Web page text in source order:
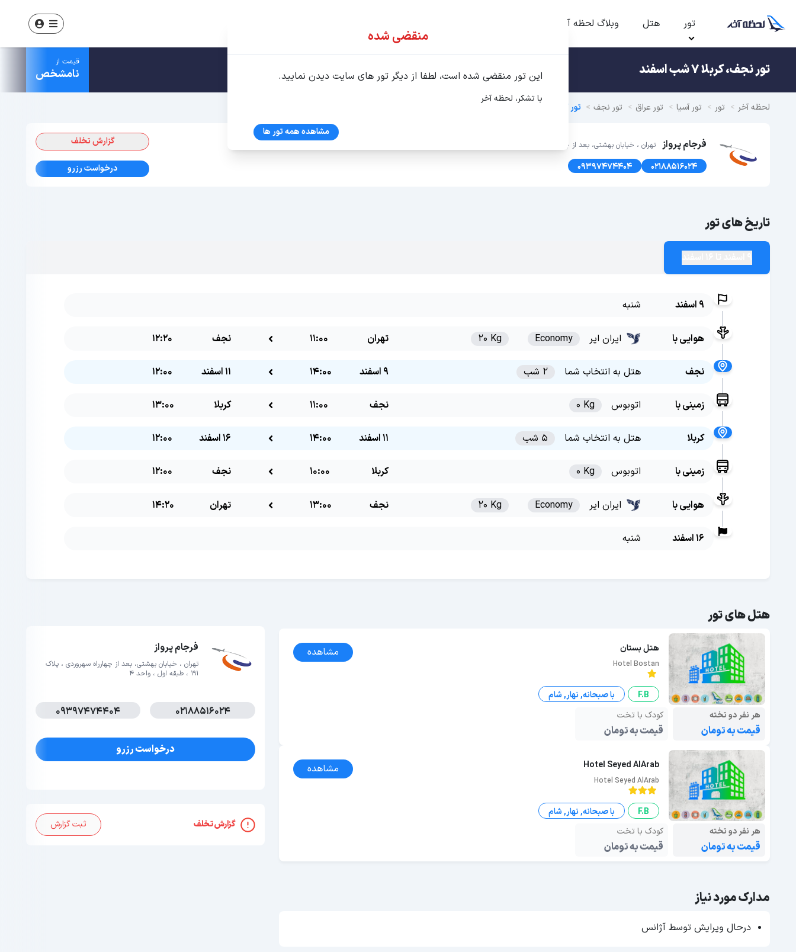
تور هتل وبلاگ لحظه آخر
تور نجف، کربلا 7 شب اسفند قیمت از
نامشخص
لحظه آخر تور تور آسیا تور عراق تور نجف تور کربلا و نجف هوایی
فرجام پرواز تهران ، خیابان بهشتی، بعد از چهارراه سهروردی ، پلاک 191 ، طبقه اول ، واحد 4
02188516024
09397474404
گزارش تخلف
درخواست رزرو
تاریخ های تور
9 اسفند شنبه
هوایی با ایران ایر Economy
20 Kg تهران 11:00 نجف 12:20
نجف هتل به انتخاب شما 2 شب 9 اسفند 14:00 11 اسفند 12:00
زمینی با اتوبوس 0 Kg نجف 11:00 کربلا 13:00
کربلا هتل به انتخاب شما 5 شب 11 اسفند 14:00 16 اسفند 12:00
زمینی با اتوبوس 0 Kg کربلا 10:00 نجف 12:00
هوایی با ایران ایر Economy
20 Kg نجف 13:00 تهران 14:20
16 اسفند شنبه
هتل های تور
هتل بستان
Hotel Bostan
مشاهده
F.B
با صبحانه, نهار, شام
هر نفر دو تخته
قیمت به تومان
کودک با تخت
قیمت به تومان
Hotel Seyed AlArab
Hotel Seyed AlArab
مشاهده
F.B
با صبحانه, نهار, شام
هر نفر دو تخته
قیمت به تومان
کودک با تخت
قیمت به تومان
مدارک مورد نیاز
درحال ویرایش توسط آژانس
فرجام پرواز
تهران ، خیابان بهشتی، بعد از چهارراه سهروردی ، پلاک
191 ، طبقه اول ، واحد 4
02188516024
09397474404
درخواست رزرو
گزارش تخلف ثبت گزارش
منقضی شده
این تور منقضی شده است، لطفا از دیگر تور های سایت دیدن نمایید.
با تشکر، لحظه آخر
مشاهده همه تور ها